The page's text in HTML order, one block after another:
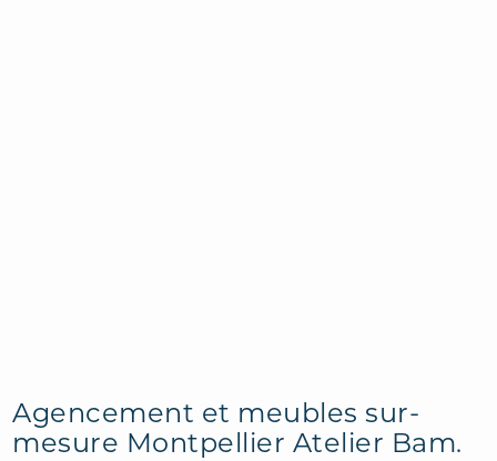
Agencement et meubles sur-
mesure Montpellier Atelier Bam.